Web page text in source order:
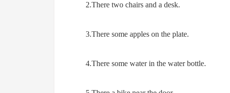
2.There two chairs and a desk.
3.There some apples on the plate.
4.There some water in the water bottle.